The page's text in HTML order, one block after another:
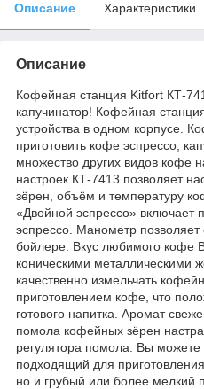
Описание Характеристики
Описание
Кофейная станция Kitfort КТ-
капучинатор! Кофейная
устройства в одном корпусе.
приготовить кофе эспрессо,
множество других видов кофе
настроек КТ-7413 позволяет
зёрен, объём и температуру
«Двойной эспрессо» включает
эспрессо. Манометр позволяет
бойлере. Вкус любимого кофе
коническими металлическими
качественно измельчать
приготовлением кофе, что
готового напитка. Аромат
помола кофейных зёрен
регулятора помола. Вы можете
подходящий для
но и грубый или более мелкий